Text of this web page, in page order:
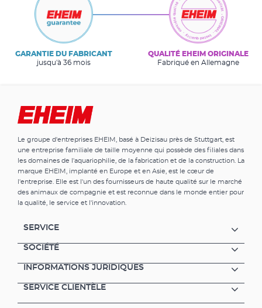
GARANTIE DU FABRICANT
jusqu'à 36 mois
QUALITÉ EHEIM ORIGINALE
Fabriqué en Allemagne
Le groupe d'entreprises EHEIM, basé à Deizisau près de Stuttgart, est
une entreprise familiale de taille moyenne qui possède des filiales dans
les domaines de l'aquariophilie, de la fabrication et de la construction. La
marque EHEIM, implanté en Europe et en Asie, est le cœur de
l'entreprise. Elle est l'un des fournisseurs de haute qualité sur le marché
des animaux de compagnie et est reconnue dans le monde entier pour
la qualité, le service et l'innovation.
SERVICE
SOCIÉTÉ
INFORMATIONS JURIDIQUES
SERVICE CLIENTÈLE